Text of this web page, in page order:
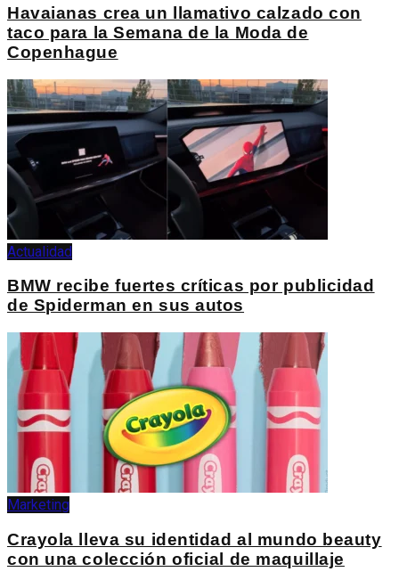
Havaianas crea un llamativo calzado con
taco para la Semana de la Moda de
Copenhague
Actualidad
BMW recibe fuertes críticas por publicidad
de Spiderman en sus autos
Marketing
Crayola lleva su identidad al mundo beauty
con una colección oficial de maquillaje